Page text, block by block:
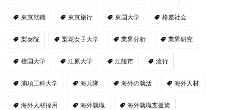
東京就職 東京旅行 東国大学 格差社会
梨泰院 梨花女子大学 業界分析 業界研究
檀国大学 江原大学 江陵市 流行
浦項工科大学 海兵隊 海外の就活 海外人材
海外人材採用 海外就職 海外就職支援策